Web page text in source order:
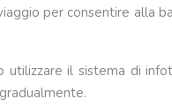
per consentire alla
il sistema di